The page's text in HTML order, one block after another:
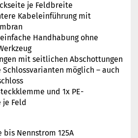
je Feldbreite
Kabeleinführung mit
Handhabung ohne
mit seitlichen Abschottungen
Schlossvarianten möglich – auch
und 1x PE-
Feld
bis Nennstrom 125A